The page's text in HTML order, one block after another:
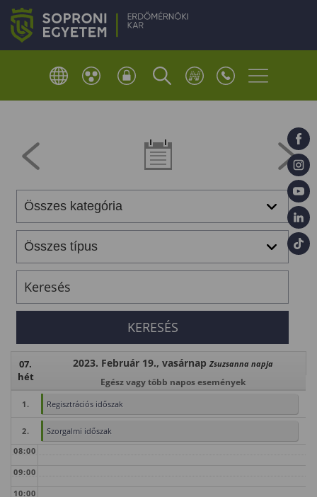
07.
hét
2023. Február 19., vasárnapZsuzsanna napja
Egész vagy több napos események
1. Regisztrációs időszak
2.
Szorgalmi időszak
08:00
09:00
10:00